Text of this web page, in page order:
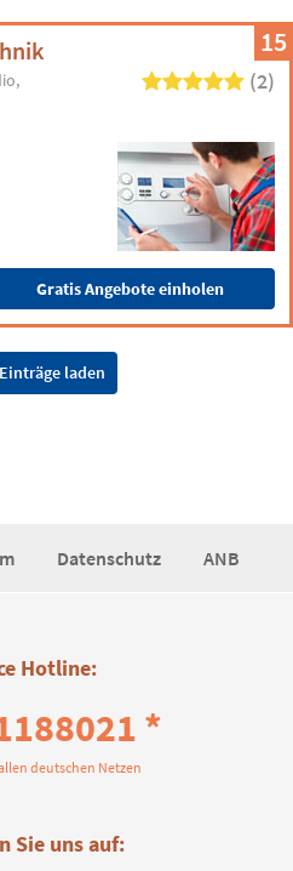
15
(2)
Gratis Angebote einholen
laden
Datenschutz ANB
Hotline:
*
deutschen Netzen
Sie uns auf: